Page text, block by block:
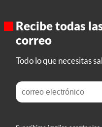
Recibe todas
correo
Todo lo que necesitas